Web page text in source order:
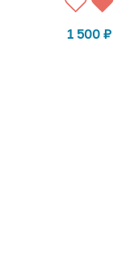
1 500 ₽